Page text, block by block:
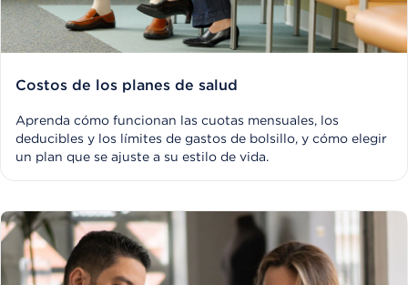
Costos de los planes de salud
Aprenda cómo funcionan las cuotas mensuales, los
deducibles y los límites de gastos de bolsillo, y cómo elegir
un plan que se ajuste a su estilo de vida.